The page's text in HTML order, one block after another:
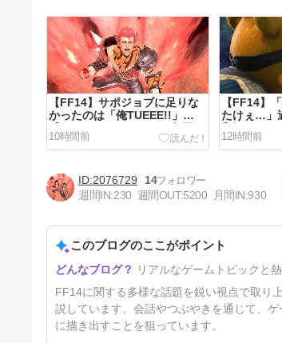
​【FF14】サポジョブに足りな
かったのは「俺TUEEE!!」
感！？もっとヒカセンを無双さ
せてくれｗｗ
10時間前
【FF14】
たけぇ…」
和気あい
題に！【
12時間前
【FF14】慧眼ヒカセンさんた
ちの予想が的中…Switch2版の
等を公式が不具合と認め修正へ
21時間前
2076729
14
週間IN:230 週間OUT:5200 月間IN:930
このブログのここがポイント
リアルなゲームトピックと
FF14に関する多様な話題を鋭い視点で取り
説しています。会話やつぶやきを通じて、
に描き出すことを狙っています。